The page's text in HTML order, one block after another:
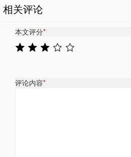
相关评论
本文评分*
评论内容*